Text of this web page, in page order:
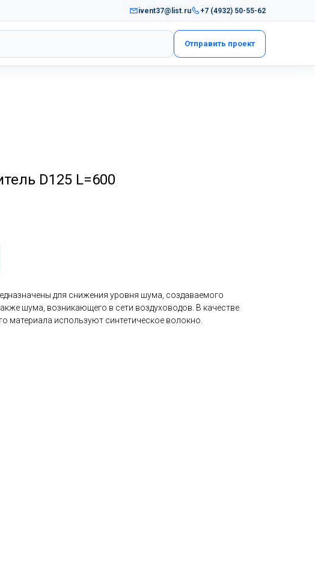
ivent37@list.ru +7 (4932) 50-55-62
Отправить проект
D125 L=600
для снижения уровня шума, создаваемого
шума, возникающего в сети воздуховодов. В качестве
материала используют синтетическое волокно.